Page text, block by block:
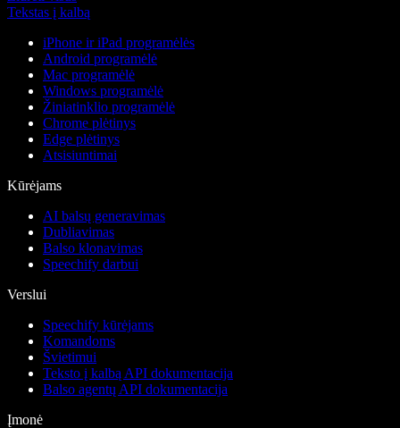
Tekstas į kalbą
iPhone ir iPad programėlės
Android programėlė
Mac programėlė
Windows programėlė
Žiniatinklio programėlė
Chrome plėtinys
Edge plėtinys
Atsisiuntimai
Kūrėjams
AI balsų generavimas
Dubliavimas
Balso klonavimas
Speechify darbui
Verslui
Speechify kūrėjams
Komandoms
Švietimui
Teksto į kalbą API dokumentacija
Balso agentų API dokumentacija
Įmonė